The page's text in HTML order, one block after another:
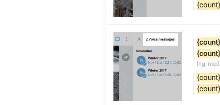
{count}
{count}
{count}
{count}
{count}